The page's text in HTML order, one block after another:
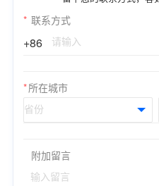
* 联系方式
+86
*所在城市
附加留言